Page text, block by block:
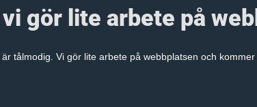
gör lite arbete på
tålmodig. Vi gör lite arbete på webbplatsen och kommer